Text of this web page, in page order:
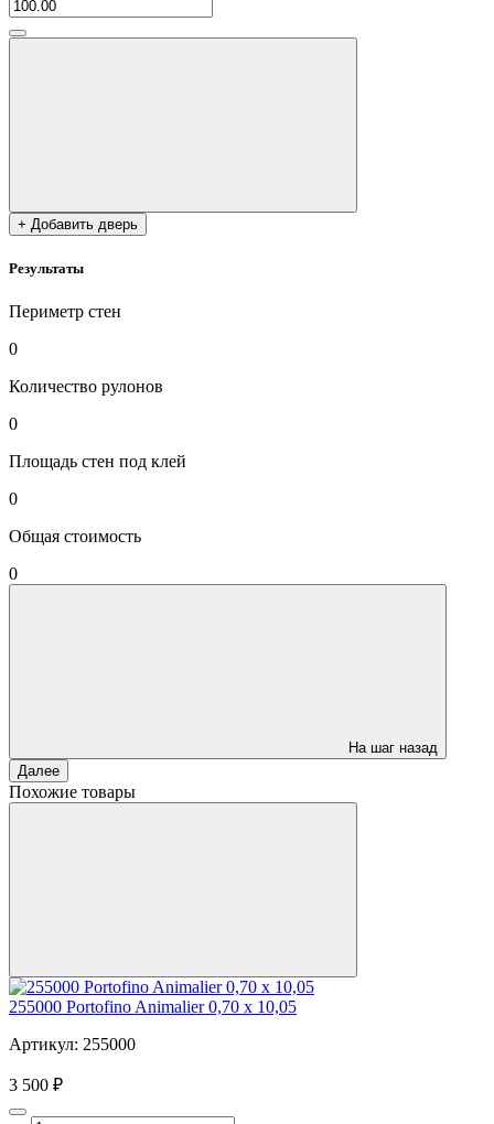
+ Добавить дверь
Результаты
Периметр стен
0
Количество рулонов
0
Площадь стен под клей
0
Общая стоимость
0
На шаг назад
Далее
Похожие товары
255000 Portofino Animalier 0,70 x 10,05
Артикул: 255000
3 500 ₽